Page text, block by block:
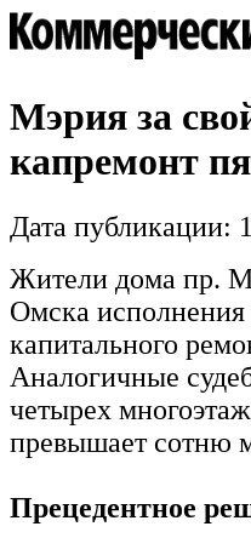
Мэрия за
капремонт
Дата публикации:
Жители дома пр.
Омска исполнения
капитального
Аналогичные
четырех
превышает сотню
Прецедентное